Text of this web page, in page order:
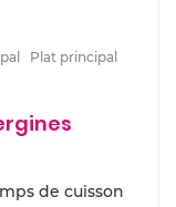
Plat principal
de cuisson